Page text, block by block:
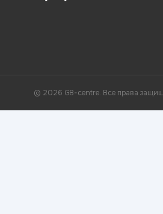
© 2026 G8-centre. Все права